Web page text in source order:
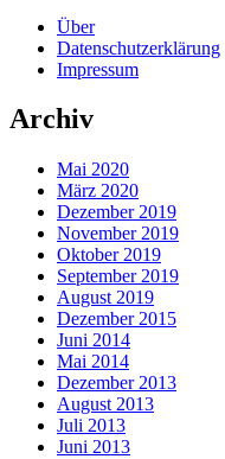
Über
Datenschutzerklärung
Impressum
Archiv
Mai 2020
März 2020
Dezember 2019
November 2019
Oktober 2019
September 2019
August 2019
Dezember 2015
Juni 2014
Mai 2014
Dezember 2013
August 2013
Juli 2013
Juni 2013